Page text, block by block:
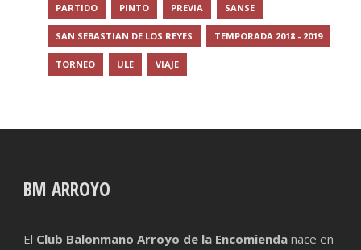
PARTIDO PINTO PREVIA SANSE
SAN SEBASTIAN DE LOS REYES TEMPORADA 2018 - 2019
TORNEO ULE VIAJE
BM ARROYO
El Club Balonmano Arroyo de la Encomienda nace en